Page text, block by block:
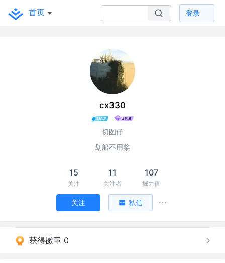
首页 登录
cx330
切图仔
划船不用桨
15
关注
11
关注者
107
掘力值
关注 私信
获得徽章 0